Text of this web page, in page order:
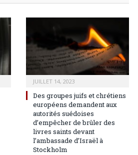
JUILLET 14, 2023
Des groupes juifs et chrétiens
européens demandent aux
autorités suédoises
d’empêcher de brûler des
livres saints devant
l’ambassade d’Israël à
Stockholm